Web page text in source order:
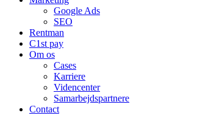
Google Ads
SEO
Rentman
C1st pay
Om os
Cases
Karriere
Videncenter
Samarbejdspartnere
Contact